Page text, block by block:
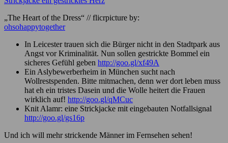
„The Heart of the Dress“ // flicrpicture by:
ohsohappytogether
In Leicester trauen sich die Bürger nicht in den Stadtpark aus
Angst vor Kriminalität. Nun sollen gestrickte Bommel ein
sicheres Gefühl geben http://goo.gl/xf49A
Ein Aslybewerberheim in München sucht nach
Wollrestspenden. Bitte mitmachen, denn wer dort leben muss
hat eh ein tristes Dasein und die Wolle heitert die Frauen
wirklich auf! http://goo.gl/qMCuc
Knit Alamr: eine Strickjacke mit eingebauten Notfallsignal
http://goo.gl/gs16p
Und ich will mehr strickende Männer im Fernsehen sehen!